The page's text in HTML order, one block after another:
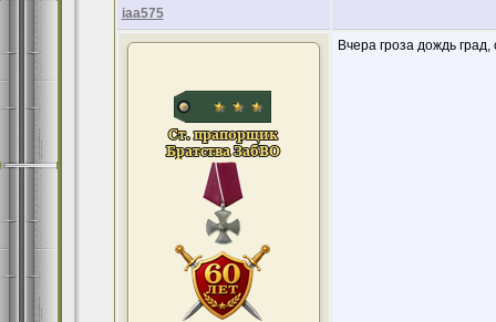
iaa575
Вчера гроза дождь град,